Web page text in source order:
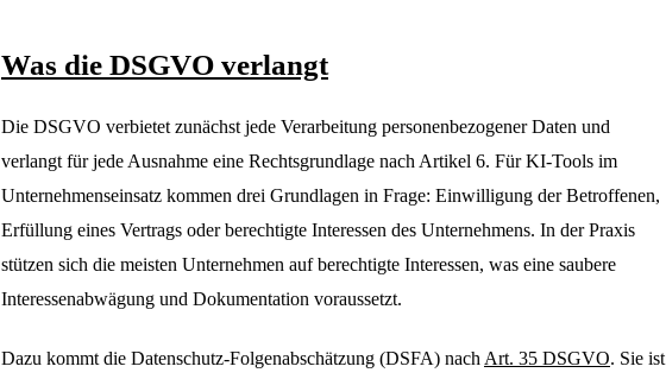
Was die DSGVO verlangt
Die DSGVO verbietet zunächst jede Verarbeitung personenbezogener Daten und
verlangt für jede Ausnahme eine Rechtsgrundlage nach Artikel 6. Für KI-Tools im
Unternehmenseinsatz kommen drei Grundlagen in Frage: Einwilligung der Betroffenen,
Erfüllung eines Vertrags oder berechtigte Interessen des Unternehmens. In der Praxis
stützen sich die meisten Unternehmen auf berechtigte Interessen, was eine saubere
Interessenabwägung und Dokumentation voraussetzt.
Dazu kommt die Datenschutz-Folgenabschätzung (DSFA) nach Art. 35 DSGVO. Sie ist